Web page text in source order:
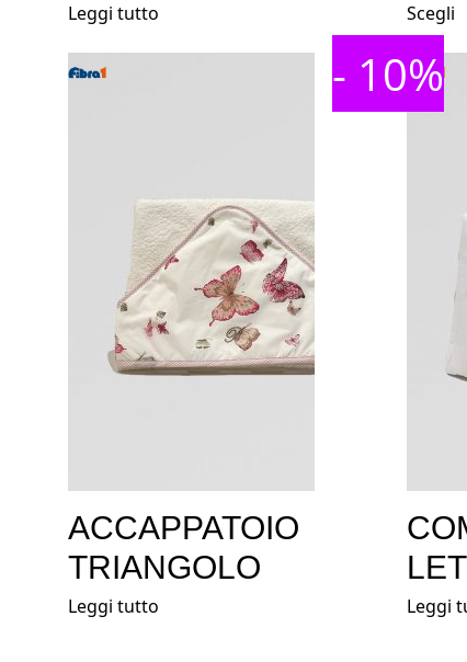
Leggi tutto Scegli
- 10%
ACCAPPATOIO
TRIANGOLO
Leggi tutto Leggi